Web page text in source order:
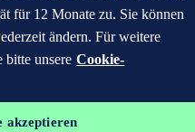
für 12 Monate zu. Sie können
ändern. Für weitere
bitte unsere Cookie-
akzeptieren